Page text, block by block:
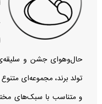
حال‌وهوای جشن و
تولد برند، مجموعه‌ای
و متناسب با سبک‌های